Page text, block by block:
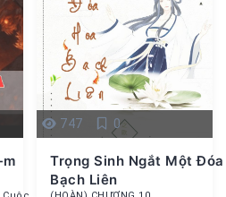
747 0
Trọng Sinh Ngắt Một Đóa
Bạch Liên